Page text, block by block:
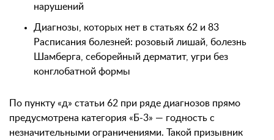
нарушений
Диагнозы, которых нет в статьях 62 и 83
Расписания болезней: розовый лишай, болезнь
Шамберга, себорейный дерматит, угри без
конглобатной формы
По пункту «д» статьи 62 при ряде диагнозов прямо
предусмотрена категория «Б-3» — годность с
незначительными ограничениями. Такой призывник